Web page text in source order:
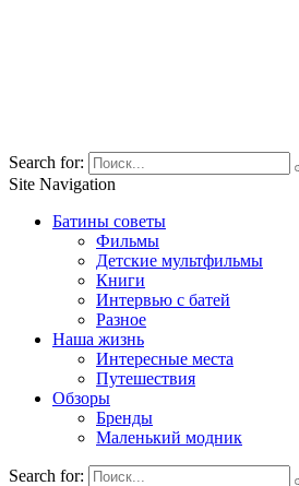
Search for:
Site Navigation
Батины советы
Фильмы
Детские мультфильмы
Книги
Интервью с батей
Разное
Наша жизнь
Интересные места
Путешествия
Обзоры
Бренды
Маленький модник
Search for: